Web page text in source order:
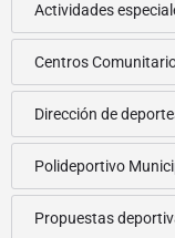
Actividades
Centros
Dirección de
Polideportivo
Propuestas